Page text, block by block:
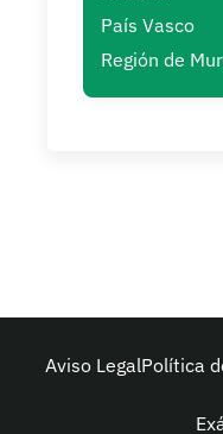
País Vasco
Región de
Aviso LegalPolítica